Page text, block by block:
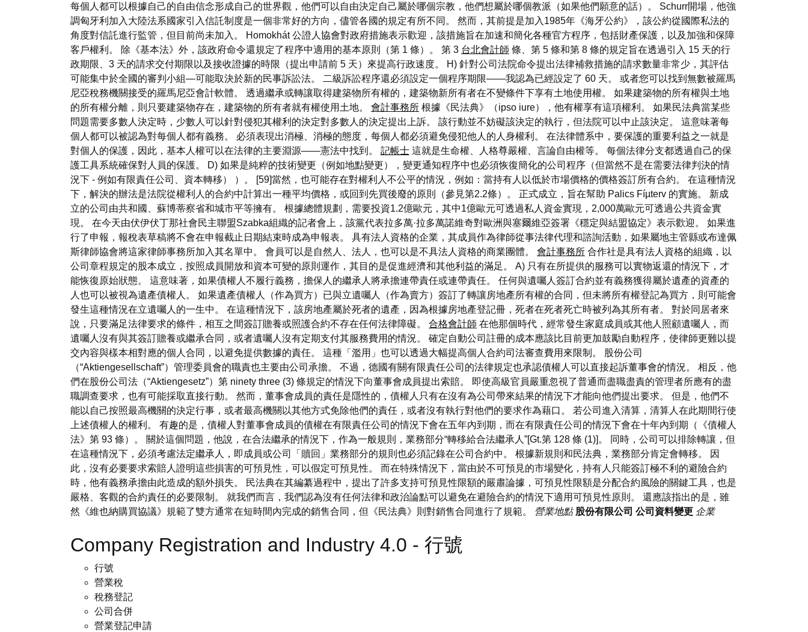
每個人都可以根據自己的自由信念形成自己的世界觀，他們可以自由決定自己屬於哪個宗教，他們想屬於哪個教派（如果他們願意的話）。 Schurr開場，他強
調匈牙利加入大陸法系國家引入信託制度是一個非常好的方向，儘管各國的規定有所不同。 然而，其前提是加入1985年《海牙公約》，該公約從國際私法的
角度對信託進行監管，但目前尚未加入。 Homokhát 公證人協會對政府措施表示歡迎，該措施旨在加速和簡化各種官方程序，包括財產保護，以及加強和保障
客戶權利。 除《基本法》外，該政府命令還規定了程序中適用的基本原則（第 1 條）。 第 3 台北會計師 條、第 5 條和第 8 條的規定旨在透過引入 15 天的行
政期限、3 天的請求交付期限以及接收證據的時限（提出申請前 5 天）來提高行政速度。 H) 針對公司法院命令提出法律補救措施的請求數量非常少，其評估
可能集中於全國的審判小組—可能取決於新的民事訴訟法。 二級訴訟程序還必須設定一個程序期限——我認為已經設定了 60 天。 或者您可以找到無數被羅馬
尼亞稅務機關接受的羅馬尼亞會計軟體。 透過繼承或轉讓取得建築物所有權的，建築物新所有者在不變條件下享有土地使用權。 如果建築物的所有權與土地
的所有權分離，則只要建築物存在，建築物的所有者就有權使用土地。 會計事務所 根據《民法典》（ipso iure），他有權享有這項權利。 如果民法典當某些
問題需要多數人決定時，少數人可以針對侵犯其權利的決定對多數人的決定提出上訴。 該行動並不妨礙該決定的執行，但法院可以中止該決定。 這意味著每
個人都可以被認為對每個人都有義務。 必須表現出消極、消極的態度，每個人都必須避免侵犯他人的人身權利。 在法律體系中，要保護的重要利益之一就是
對個人的保護，因此，基本人權可以在法律的主要淵源——憲法中找到。 記帳士 這就是生命權、人格尊嚴權、言論自由權等。 每個法律分支都透過自己的保
護工具系統確保對人員的保護。 D) 如果是純粹的技術變更（例如地點變更），變更通知程序中也必須恢復簡化的公司程序（但當然不是在需要法律判決的情
況下 - 例如有限責任公司、資本轉移） ）。 [59]當然，也可能存在對權利人不公平的情況，例如：當持有人以低於市場價格的價格簽訂所有合約。 在這種情況
下，解決的辦法是法院從權利人的合約中計算出一種平均價格，或回到先買後廢的原則（參見第2.2條）。 正式成立，旨在幫助 Palics Fíµterv 的實施。 新成
立的公司由共和國、蘇博蒂察省和城市平等擁有。 根據總體規劃，需要投資1.2億歐元，其中1億歐元可透過私人資金實現，2,000萬歐元可透過公共資金實
現。 在今天由伏伊伏丁那社會民主聯盟Szabka組織的記者會上，該黨代表拉多萬·拉多萬諾維奇對歐洲與塞爾維亞簽署《穩定與結盟協定》表示歡迎。 如果進
行了申報，報稅表草稿將不會在申報截止日期結束時成為申報表。 具有法人資格的企業，其成員作為律師從事法律代理和諮詢活動，如果屬地主管縣或布達佩
斯律師協會將這家律師事務所加入其名單中。 會員可以是自然人、法人，也可以是不具法人資格的商業團體。 會計事務所 合作社是具有法人資格的組織，以
公司章程規定的股本成立，按照成員開放和資本可變的原則運作，其目的是促進經濟和其他利益的滿足。 A) 只有在所提供的服務可以實物返還的情況下，才
能恢復原始狀態。 這意味著，如果債權人不履行義務，擔保人的繼承人將承擔連帶責任或連帶責任。 任何與遺囑人簽訂合約並有義務獲得屬於遺產的資產的
人也可以被視為遺產債權人。 如果遺產債權人（作為買方）已與立遺囑人（作為賣方）簽訂了轉讓房地產所有權的合同，但未將所有權登記為買方，則可能會
發生這種情況在立遺囑人的一生中。 在這種情況下，該房地產屬於死者的遺產，因為根據房地產登記冊，死者在死者死亡時被列為其所有者。 對於同居者來
說，只要滿足法律要求的條件，相互之間簽訂贍養或照護合約不存在任何法律障礙。 合格會計師 在他那個時代，經常發生家庭成員或其他人照顧遺囑人，而
遺囑人沒有與其簽訂贍養或繼承合同，或者遺囑人沒有定期支付其服務費用的情況。 確定自動公司註冊的成本應該比目前更加鼓勵自動程序，使律師更難以提
交內容與樣本相對應的個人合同，以避免提供數據的責任。 這種「濫用」也可以透過大幅提高個人合約司法審查費用來限制。 股份公司
（“Aktiengesellschaft”）管理委員會的職責也主要由公司承擔。 不過，德國有關有限責任公司的法律規定也承認債權人可以直接起訴董事會的情況。 相反，他
們在股份公司法（“Aktiengesetz”）第 ninety three (3) 條規定的情況下向董事會成員提出索賠。 即使高級官員嚴重忽視了普通而盡職盡責的管理者所應有的盡
職調查要求，也有可能採取直接行動。 然而，董事會成員的責任是隱性的，債權人只有在沒有為公司帶來結果的情況下才能向他們提出要求。 但是，他們不
能以自己按照最高機關的決定行事，或者最高機關以其他方式免除他們的責任，或者沒有執行對他們的要求作為藉口。 若公司進入清算，清算人在此期間行使
上述債權人的權利。 有趣的是，債權人對董事會成員的債權在有限責任公司的情況下會在五年內到期，而在有限責任公司的情況下會在十年內到期（《債權人
法》第 93 條）。 關於這個問題，他說，在合法繼承的情況下，作為一般規則，業務部分“轉移給合法繼承人”[Gt.第 128 條 (1)]。 同時，公司可以排除轉讓，但
在這種情況下，必須考慮法定繼承人，即成員或公司「贖回」業務部分的規則也必須記錄在公司合約中。 根據新規則和民法典，業務部分肯定會轉移。 因
此，沒有必要要求索賠人證明這些損害的可預見性，可以假定可預見性。 而在特殊情況下，當由於不可預見的市場變化，持有人只能簽訂極不利的避險合約
時，他有義務承擔由此造成的額外損失。 民法典在其編纂過程中，提出了許多支持可預見性限額的嚴肅論據，可預見性限額是分配合約風險的關鍵工具，也是
嚴格、客觀的合約責任的必要限制。 就我們而言，我們認為沒有任何法律和政治論點可以避免在避險合約的情況下適用可預見性原則。 還應該指出的是，雖
然《維也納購買協議》規範了雙方通常在短時間內完成的銷售合同，但《民法典》則對銷售合同進行了規範。
營業地點 股份有限公司 公司資料變更 企業
Company Registration and Industry 4.0 - 行號
行號
營業稅
稅務登記
公司合併
營業登記申請